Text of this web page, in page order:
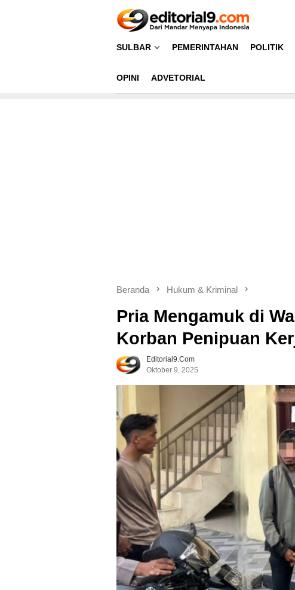
SULBAR PEMERINTAHAN POLITIK
OPINI ADVETORIAL
Beranda Hukum & Kriminal
Pria Mengamuk di
Korban Penipuan
Editorial9.com
Oktober 9, 2025